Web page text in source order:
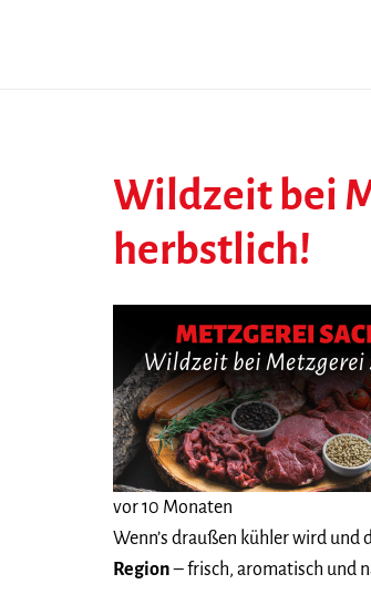
Wildzeit bei
herbstlich!
vor 10 Monaten
Wenn’s draußen kühler wird
Region– frisch, aromatisch und